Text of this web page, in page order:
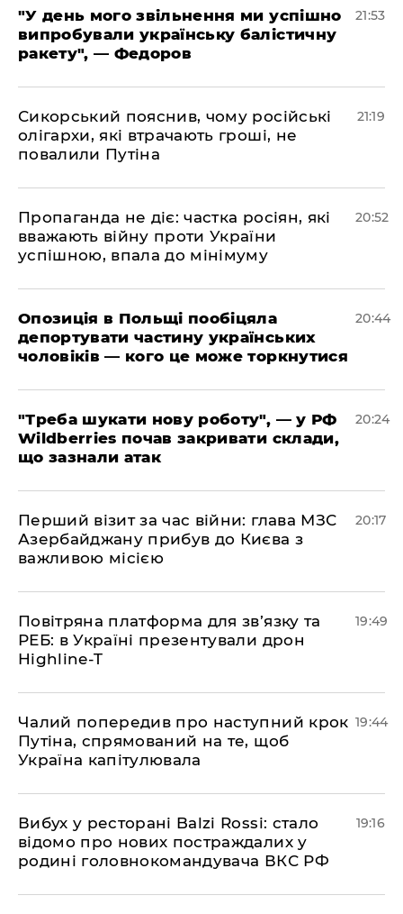
​"У день мого звільнення ми успішно
випробували українську балістичну
ракету", — Федоров
21:53
​Сикорський пояснив, чому російські
олігархи, які втрачають гроші, не
повалили Путіна
21:19
​Пропаганда не діє: частка росіян, які
вважають війну проти України
успішною, впала до мінімуму
20:52
​Опозиція в Польщі пообіцяла
депортувати частину українських
чоловіків — кого це може торкнутися
20:44
​"Треба шукати нову роботу", — у РФ
Wildberries почав закривати склади,
що зазнали атак
20:24
​Перший візит за час війни: глава МЗС
Азербайджану прибув до Києва з
важливою місією
20:17
​Повітряна платформа для зв’язку та
РЕБ: в Україні презентували дрон
Highline-T
19:49
​Чалий попередив про наступний крок
Путіна, спрямований на те, щоб
Україна капітулювала
19:44
​Вибух у ресторані Balzi Rossi: стало
відомо про нових постраждалих у
родині головнокомандувача ВКС РФ
19:16